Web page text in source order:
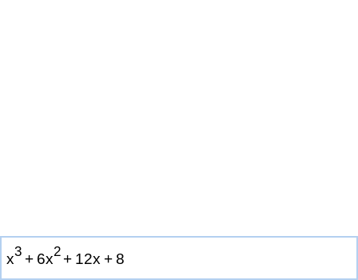
x3 + 6x2 + 12x +8